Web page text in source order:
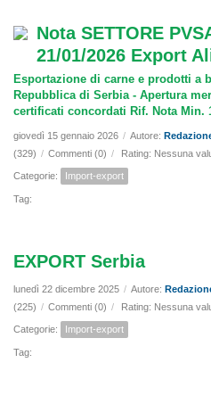
Nota SETTORE
21/01/2026 Export
Esportazione di carne e prodotti a
Repubblica di Serbia - Apertura
certificati concordati Rif. Nota Min.
giovedì 15 gennaio 2026 / Autore:
(329) / Commenti (0) / Rating: Nessuna
Categorie: Import-export
Tag:
EXPORT Serbia
lunedì 22 dicembre 2025 / Autore:
(225) / Commenti (0) / Rating: Nessuna
Categorie: Import-export
Tag: